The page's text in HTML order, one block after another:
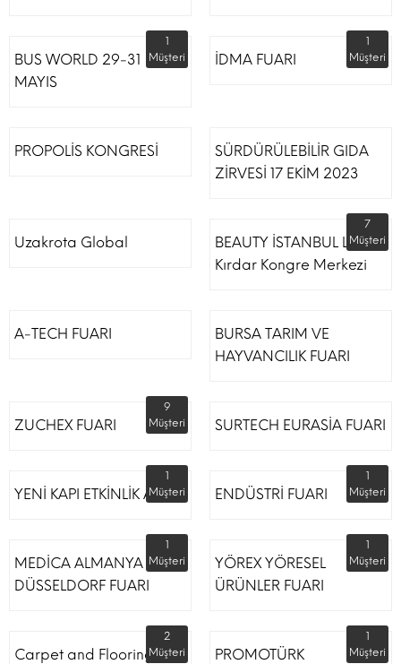
BUS WORLD 29-31
MAYIS
1
Müşteri
İDMA FUARI
1
Müşteri
PROPOLİS KONGRESİ
SÜRDÜRÜLEBİLİR GIDA
ZİRVESİ 17 EKİM 2023
Uzakrota Global
BEAUTY İSTANBUL Lütfi
Kırdar Kongre Merkezi
7
Müşteri
A-TECH FUARI
BURSA TARIM VE
HAYVANCILIK FUARI
ZUCHEX FUARI
9
Müşteri
SURTECH EURASİA FUARI
YENİ KAPI ETKİNLİK ALANI
1
Müşteri
ENDÜSTRİ FUARI
1
Müşteri
MEDİCA ALMANYA
DÜSSELDORF FUARI
1
Müşteri
YÖREX YÖRESEL
ÜRÜNLER FUARI
1
Müşteri
Carpet and Flooring
2
Müşteri
PROMOTÜRK
1
Müşteri